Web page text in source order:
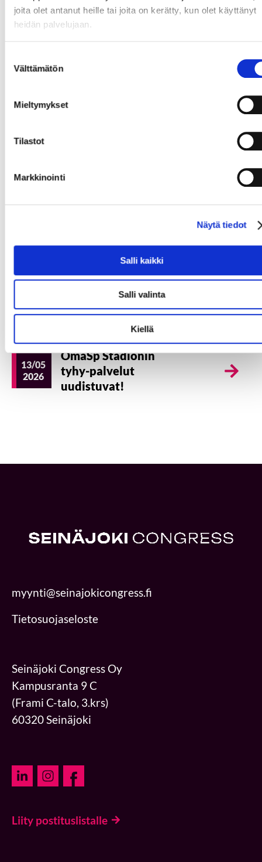
joita olet antanut heille tai joita on kerätty, kun olet käyttänyt
heidän palvelujaan.
valinta
Välttämätön
Mieltymykset
Tilastot
Markkinointi
Näytä tiedot
Salli kaikki
Salli valinta
Kiellä
Voit varata ajan myös suoraan kalenterista.
2026
meidän uusi
2026
Seinäjoen seudulta
2026
Kyröfesteillä?
13/05
2026
OmaSp Stadionin
tyhy-palvelut
uudistuvat!
myynti@seinajokicongress.fi
Tietosuojaseloste
Seinäjoki Congress Oy
Kampusranta 9 C
(Frami C-talo, 3.krs)
60320 Seinäjoki
Liity postituslistalle